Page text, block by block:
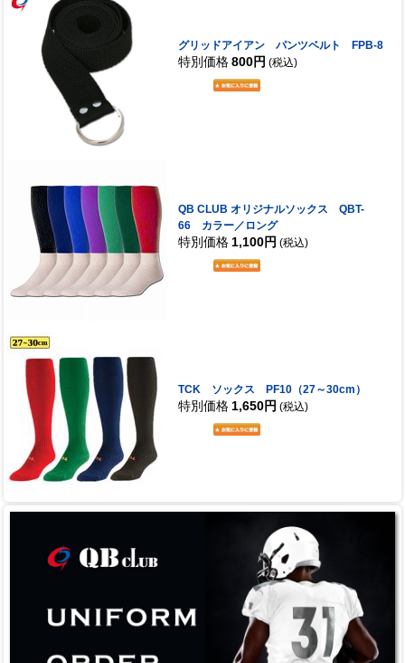
グリッドアイアン パンツベルト FPB-8
特別価格 800円 (税込)
QB CLUB オリジナルソックス QBT-
66 カラー／ロング
特別価格 1,100円 (税込)
TCK ソックス PF10（27～30cm）
特別価格 1,650円 (税込)